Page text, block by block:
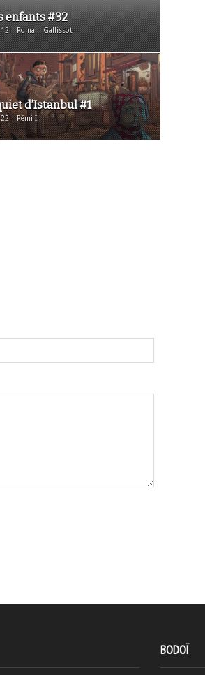
enfants #32
| Romain Gallissot
d’Istanbul #1
| Rémi I.
BODOÏ